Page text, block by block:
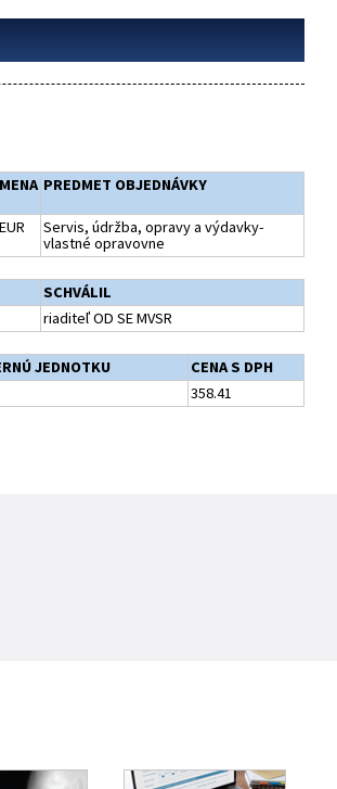
MENA PREDMET OBJEDNÁVKY
EUR
Servis, údržba, opravy a výdavky-
vlastné opravovne
SCHVÁLIL
riaditeľ OD SE MVSR
JEDNOTKU
CENA S DPH
358.41